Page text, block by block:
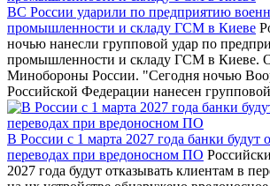
ВС России ударили по предприятию
промышленности и складу ГСМ в Киеве
ночью нанесли групповой удар по
промышленности и складу ГСМ в Киеве.
Минобороны России. "Сегодня ночью
Российской Федерации нанесен
В России с 1 марта 2027 года банки будут
переводах при вредоносном ПО
2027 года будут отказывать клиентам в